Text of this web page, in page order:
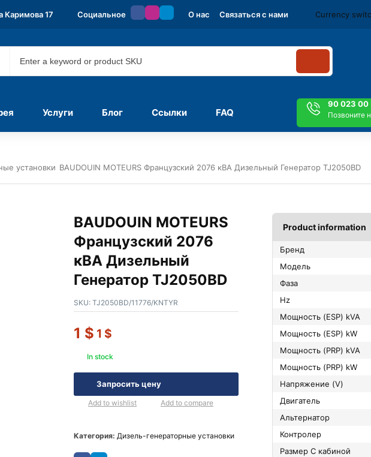
Каримова 17 Социальное О нас Связаться с нами Currency
Услуги Блог Ссылки FAQ
90 023 00
Позвоните
установки BAUDOUIN MOTEURS Французский 2076 кВА Дизельный Генератор TJ2050BD
BAUDOUIN MOTEURS
Французский 2076
кВА Дизельный
Генератор TJ2050BD
SKU: TJ2050BD/11776/KNTYR
1 $ 1 $
In stock
Запросить цену
Add to wishlist Add to compare
Категория: Дизель-генераторные установки
Product information
Бренд
Модель
Фаза
Hz
Мощность (ESP) kVA
Мощность (ESP) kW
Мощность (PRP) kVA
Мощность (PRP) kW
Напряжение (V)
Двигатель
Альтернатор
Контролер
Размер С кабиной